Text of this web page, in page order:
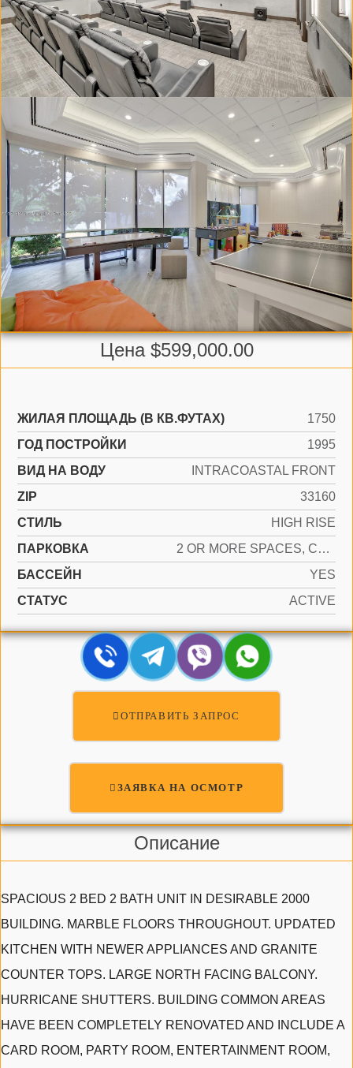
Цена $599,000.00
ЖИЛАЯ ПЛОЩАДЬ (В КВ.ФУТАХ)
1750
ГОД ПОСТРОЙКИ
1995
ВИД НА ВОДУ
INTRACOASTAL FRONT
ZIP
33160
СТИЛЬ
HIGH RISE
ПАРКОВКА
2 OR MORE SPACES, COVERED, VALET
БАССЕЙН
YES
СТАТУС
ACTIVE
ОТПРАВИТЬ ЗАПРОС
ЗАЯВКА НА ОСМОТР
Описание
SPACIOUS 2 BED 2 BATH UNIT IN DESIRABLE 2000
BUILDING. MARBLE FLOORS THROUGHOUT. UPDATED
KITCHEN WITH NEWER APPLIANCES AND GRANITE
COUNTER TOPS. LARGE NORTH FACING BALCONY.
HURRICANE SHUTTERS. BUILDING COMMON AREAS
HAVE BEEN COMPLETELY RENOVATED AND INCLUDE A
CARD ROOM, PARTY ROOM, ENTERTAINMENT ROOM,